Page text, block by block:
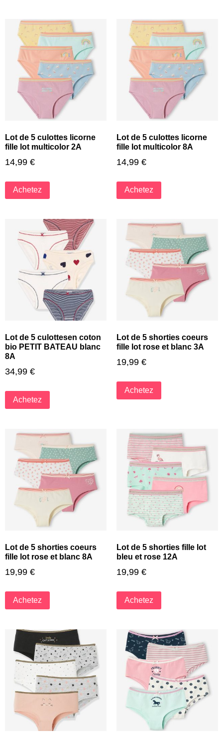
Lot de 5 culottes licorne
fille lot multicolor 2A
14,99 €
Achetez
Lot de 5 culottes licorne
fille lot multicolor 8A
14,99 €
Achetez
Lot de 5 culottesen coton
bio PETIT BATEAU blanc
8A
34,99 €
Achetez
Lot de 5 shorties coeurs
fille lot rose et blanc 3A
19,99 €
Achetez
Lot de 5 shorties coeurs
fille lot rose et blanc 8A
19,99 €
Achetez
Lot de 5 shorties fille lot
bleu et rose 12A
19,99 €
Achetez